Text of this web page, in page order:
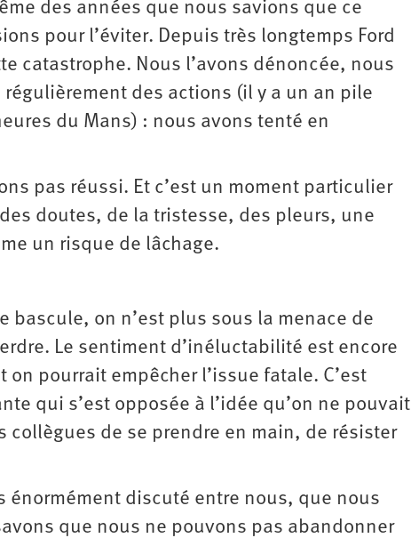
des années que nous savions que ce
pour l’éviter. Depuis très longtemps Ford
catastrophe. Nous l’avons dénoncée, nous
des actions (il y a un an pile
du Mans) : nous avons tenté en
pas réussi. Et c’est un moment particulier
doutes, de la tristesse, des pleurs, une
un risque de lâchage.
bascule, on n’est plus sous la menace de
Le sentiment d’inéluctabilité est encore
pourrait empêcher l’issue fatale. C’est
qui s’est opposée à l’idée qu’on ne pouvait
collègues de se prendre en main, de résister
énormément discuté entre nous, que nous
que nous ne pouvons pas abandonner